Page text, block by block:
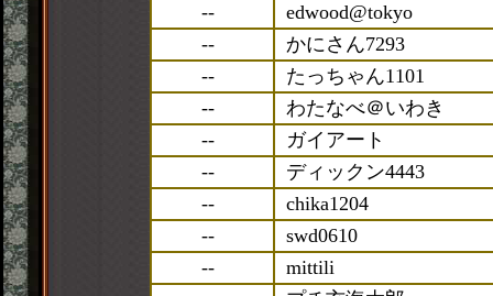
--
edwood@tokyo
--
かにさん7293
--
たっちゃん1101
--
わたなべ＠いわき
--
ガイアート
--
ディックン4443
--
chika1204
--
swd0610
--
mittili